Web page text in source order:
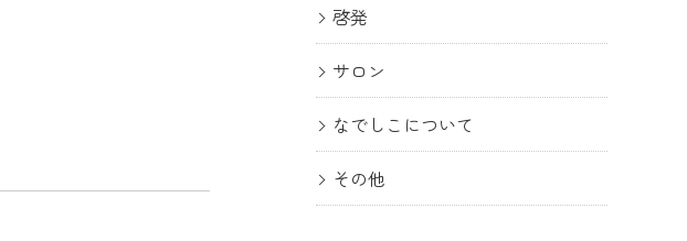
啓発
サロン
なでしこについて
その他